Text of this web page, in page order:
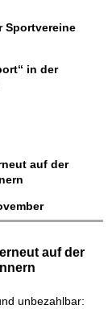
Sportvereine
in der
auf der
auf der
unbezahlbar: